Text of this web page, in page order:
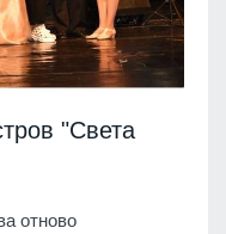
"Света
отново